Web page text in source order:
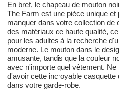
En bref, le chapeau de mouton
The Farm est une pièce unique et
manquer dans votre collection de
des matériaux de haute qualité,
pour les adultes à la recherche
moderne. Le mouton dans le
amusante, tandis que la couleur
avec n'importe quel vêtement.
d'avoir cette incroyable casquette
dans votre garde-robe.